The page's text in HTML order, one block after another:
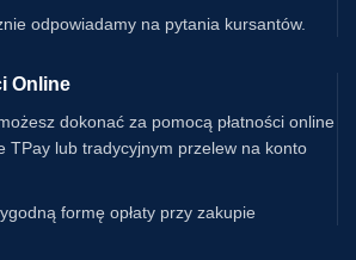
odpowiadamy na pytania kursantów.
Online
dokonać za pomocą płatności online
TPay lub tradycyjnym przelew na konto
formę opłaty przy zakupie